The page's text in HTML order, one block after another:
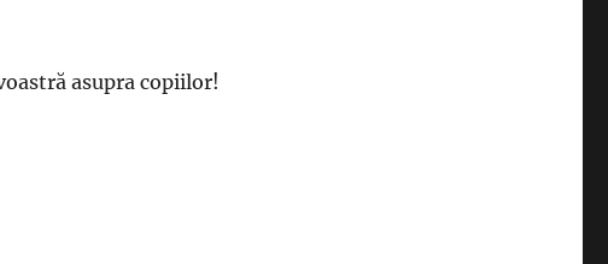
asupra copiilor!